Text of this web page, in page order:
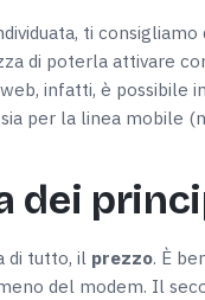
ti
di poterla attivare
infatti, è possibile
per la linea mobile
dei
di tutto, il prezzo. È
del modem. Il